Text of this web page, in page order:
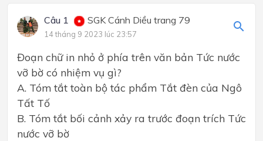
Câu 1 SGK Cánh Diều trang 79
14 tháng 9 2023 lúc 23:57
Đoạn chữ in nhỏ ở phía trên văn bản Tức nước
vỡ bờ có nhiệm vụ gì?
A. Tóm tắt toàn bộ tác phẩm Tắt đèn của Ngô
Tất Tố
B. Tóm tắt bối cảnh xảy ra trước đoạn trích Tức
nước vỡ bờ